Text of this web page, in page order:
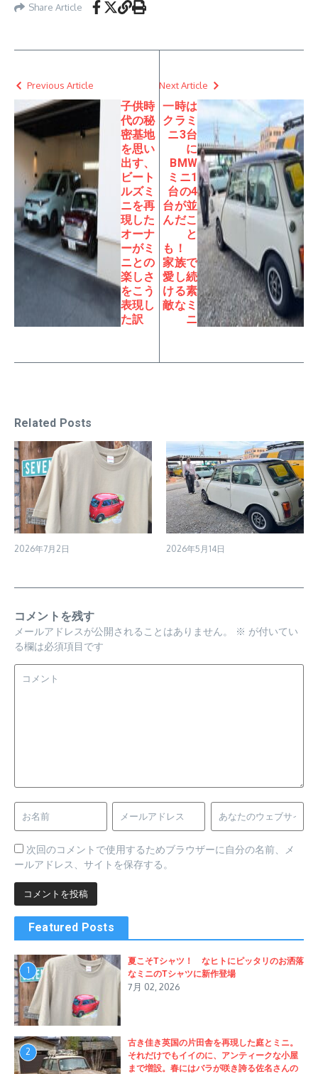
Share Article
Previous Article
子供時
代の秘
密基地
を思い
出す、
ビート
ルズミ
ニを再
現した
オーナ
ーがミ
ニとの
楽しさ
をこう
表現し
た訳
Next Article
一時は
クラミ
ニ3台
に
BMW
ミニ1
台の4
台が並
んだこ
と
も！
家族で
愛し続
ける素
敵なミ
ニ
Related Posts
2026年7月2日 2026年5月14日
コメントを残す
メールアドレスが公開されることはありません。 ※ が付いてい
る欄は必須項目です
次回のコメントで使用するためブラウザーに自分の名前、メ
ールアドレス、サイトを保存する。
Featured Posts
1
夏こそTシャツ！ なヒトにピッタリのお洒落
なミニのTシャツに新作登場
7月 02, 2026
2
古き佳き英国の片田舎を再現した庭とミニ。
それだけでもイイのに、アンティークな小屋
まで増設。春にはバラが咲き誇る佐名さんの